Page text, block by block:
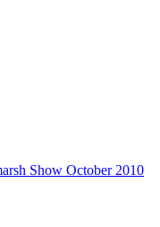
Show October 2010